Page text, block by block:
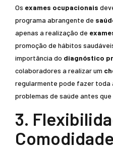
Os exames ocupacionais
programa abrangente de
apenas a realização de
promoção de hábitos
importância do diagnóstico
colaboradores a realizar um
regularmente pode fazer toda
problemas de saúde antes que
3.
Comodidade